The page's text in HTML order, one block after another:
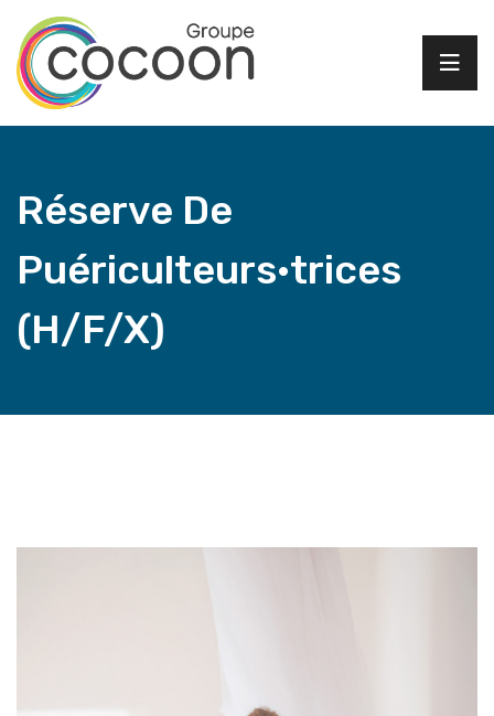
Réserve De
Puériculteurs·trices
(H/F/X)